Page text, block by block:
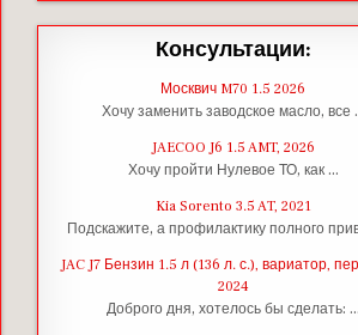
Консультации:
Москвич M70 1.5 2026
Хочу заменить заводское масло, все
JAECOO J6 1.5 AMT, 2026
Хочу пройти Нулевое ТО, как …
Kia Sorento 3.5 AT, 2021
Подскажите, а профилактику полного
JAC J7 Бензин 1.5 л (136 л. с.), вариатор,
2024
Доброго дня, хотелось бы сделать: …